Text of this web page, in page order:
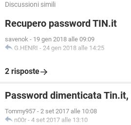
Discussioni simili
Recupero password TIN.it
savenok - 19 gen 2018 alle 09:09
G.HENRI - 24 gen 2018 alle 14:25
2 risposte
Password dimenticata
Tommy957 - 2 set 2017 alle 10:08
n00r - 4 set 2017 alle 13:10